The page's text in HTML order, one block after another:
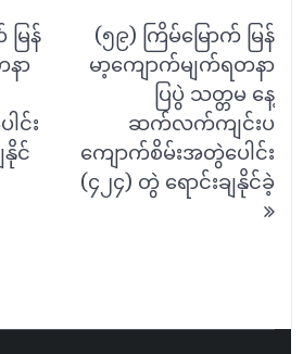
မြန်
နာ
င်း
နိုင်
(၅၉) ကြိမ်မြောက် မြန်
မာ့ကျောက်မျက်ရတနာ
ပြပွဲ သတ္တမ နေ့
ဆက်လက်ကျင်းပ
ကျောက်စိမ်းအတွဲပေါင်း
(၄၂၄) တွဲ ရောင်းချနိုင်ခဲ့